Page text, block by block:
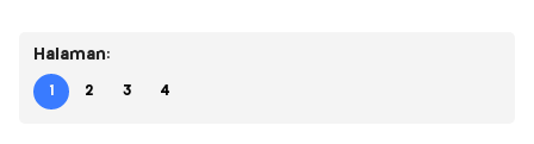
Halaman:
1 2 3 4